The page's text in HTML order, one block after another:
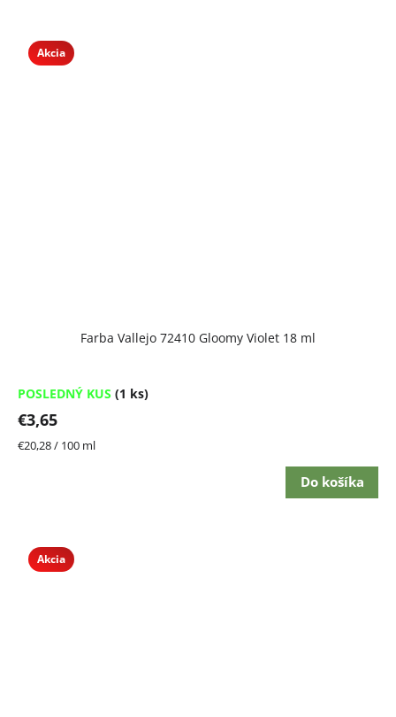
Akcia
Farba Vallejo 72410 Gloomy Violet 18 ml
POSLEDNÝ KUS (1 ks)
€3,65
Jednotková
€20,28 / 100 ml
Do košíka
Akcia